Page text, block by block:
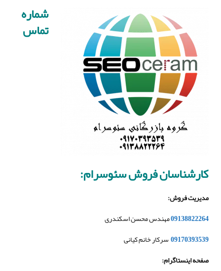
شماره
تماس
کارشناسان فروش سئوسرام:
مدیریت فروش:
09138822264مهندس محسن اسکندری
09170393539سرکار خانم کیانی
صفحه اینستاگرام: